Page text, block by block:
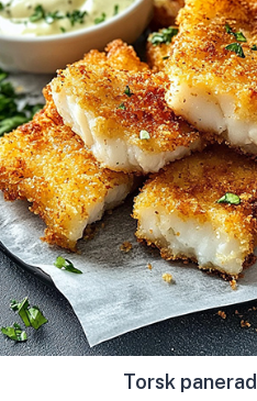
Torsk panerad